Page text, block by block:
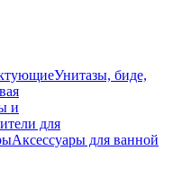
Унитазы, биде,
и
для
Аксессуары для ванной